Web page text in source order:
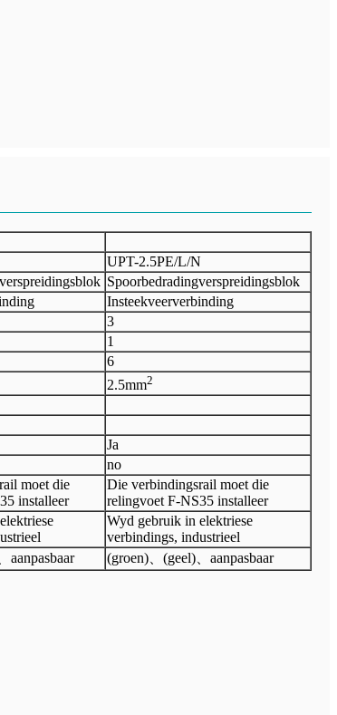
UPT-2.5PE/L/N
Spoorbedradingverspreidingsblok
Insteekveerverbinding
3
1
6
2.5mm2
Ja
no
moet die
installeer
Die verbindingsrail moet die
relingvoet F-NS35 installeer
Wyd gebruik in elektriese
verbindings, industrieel
aanpasbaar (groen) (geel)
aanpasbaar